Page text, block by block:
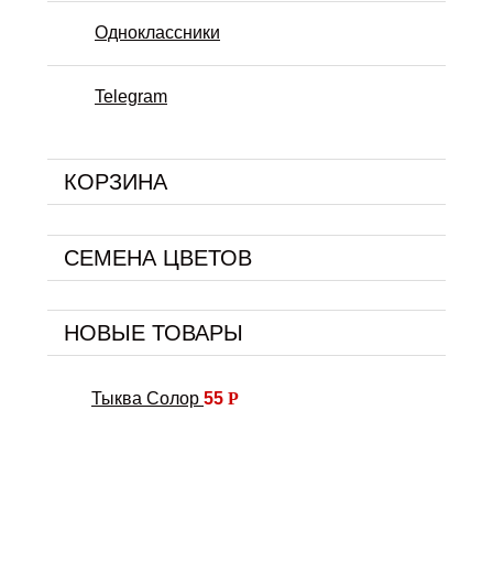
Одноклассники
Telegram
КОРЗИНА
СЕМЕНА ЦВЕТОВ
НОВЫЕ ТОВАРЫ
Тыква Солор 55 Р